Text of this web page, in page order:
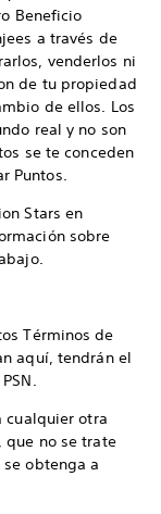
Beneficio
a través de
venderlos ni
de tu propiedad
de ellos. Los
real y no son
se te conceden
Puntos.
Stars en
sobre
Términos de
aquí, tendrán el
cualquier otra
que no se trate
obtenga a